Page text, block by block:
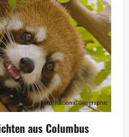
aus Columbus